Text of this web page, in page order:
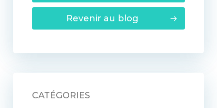
Revenir au blog
CATÉGORIES